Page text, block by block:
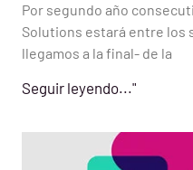
Por segundo año
Solutions estará entre los
llegamos a la final- de la
Seguir leyendo..."